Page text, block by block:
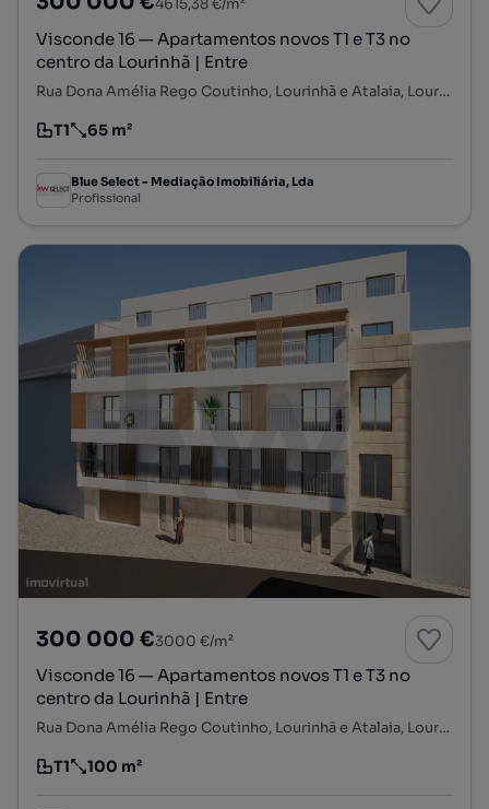
4615,38 €/m²
Visconde 16 — Apartamentos novos T1 e T3 no
centro da Lourinhã | Entre
Rua Dona Amélia Rego Coutinho, Lourinhã e Atalaia, Lourinhã, Lisboa
Tipologia
T1
Preço por metro quadrado
65 m²
Blue Select - Mediação Imobiliária, Lda
Profissional
300 000 €3000 €/m²
Visconde 16 — Apartamentos novos T1 e T3 no
centro da Lourinhã | Entre
Rua Dona Amélia Rego Coutinho, Lourinhã e Atalaia, Lourinhã, Lisboa
Tipologia
T1
Preço por metro quadrado
100 m²